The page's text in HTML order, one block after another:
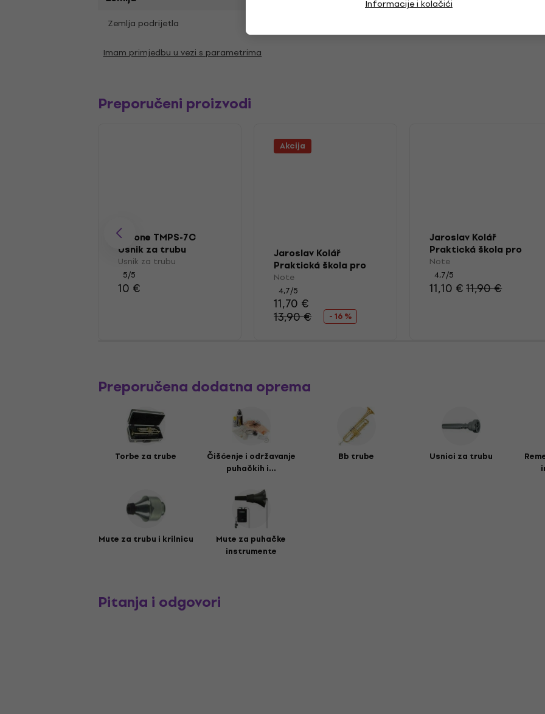
Informacije i kolačići
Zemlja podrijetla
Imam primjedbu u vezi s parametrima
Preporučeni proizvodi
Latone TMPS-7C
Usnik za trubu
Usnik za trubu
5/5
10 €
Akcija
Jaroslav Kolář
Praktická škola pro
cornet á pistons,
trubku a křídlovku 1
Note
Note
4,7/5
11,70 €
13,90 € - 16 %
Jaroslav Kolář
Praktická škola pro
cornet á pistons,
trubku a křídlovku 3
Note
Note
4,7/5
11,10 €11,90 €
Preporučena dodatna oprema
Torbe za trube
Čišćenje i održavanje
puhačkih i...
Bb trube Usnici za trubu
Mute za trubu i krilnicu
Mute za puhačke
instrumente
Pitanja i odgovori